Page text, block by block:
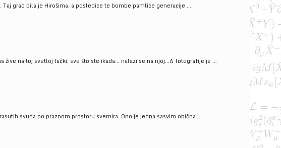
grad bila je Hirošima, a posledice te bombe pamtiće generacije ...
na toj svetloj tački, sve što ste ikada… nalazi se na njoj…A fotografije je ...
svuda po praznom prostoru svemira. Ono je jedna sasvim obična ...